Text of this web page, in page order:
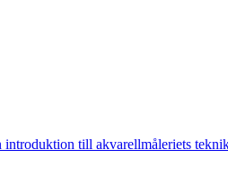
introduktion till akvarellmåleriets